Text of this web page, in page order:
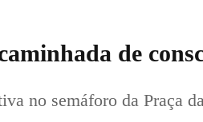
de
no semáforo da Praça